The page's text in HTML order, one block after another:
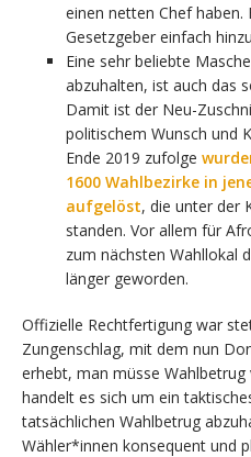
einen netten Chef haben.
Gesetzgeber einfach
Eine sehr beliebte
abzuhalten, ist auch das
Damit ist der Neu-
politischem Wunsch und
Ende 2019 zufolge
1600 Wahlbezirke in
aufgelöst, die unter der
standen. Vor allem für
zum nächsten Wahllokal
länger geworden.
Offizielle Rechtfertigung war
Zungenschlag, mit dem nun
erhebt, man müsse Wahlbetrug
handelt es sich um ein
tatsächlichen Wahlbetrug
Wähler*innen konsequent und